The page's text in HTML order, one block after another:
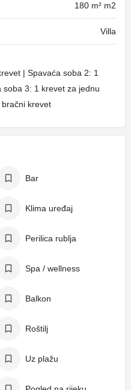
180 m² m2
Villa
| Spavaća soba 2: 1
3: 1 krevet za jednu
krevet
Bar
Klima uređaj
Perilica rublja
Spa / wellness
Balkon
Roštilj
Uz plažu